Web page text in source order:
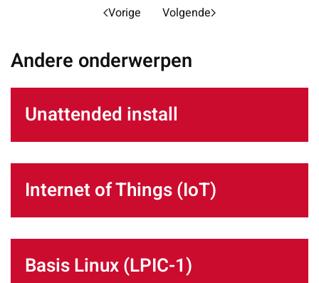
Vorige Volgende
Andere onderwerpen
Unattended install
Internet of Things (IoT)
Basis Linux (LPIC-1)